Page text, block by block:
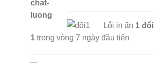
Lỗi in ấn 1 đổi
1 trong vòng 7 ngày đầu tiên